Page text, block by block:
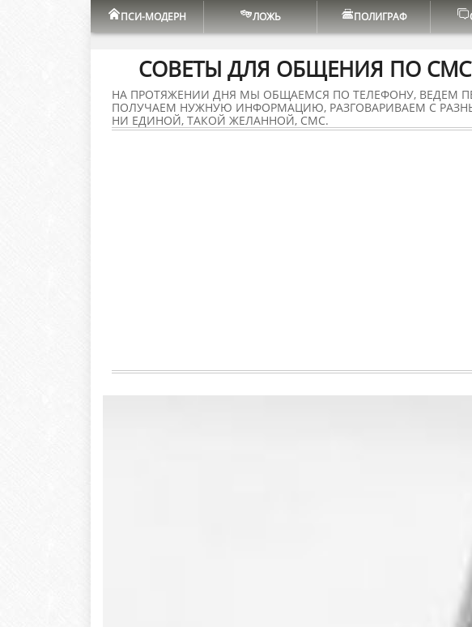
ПСИ-МОДЕРН ЛОЖЬ ПОЛИГРАФ
СОВЕТЫ ДЛЯ ОБЩЕНИЯ ПО
НА ПРОТЯЖЕНИИ ДНЯ МЫ ОБЩАЕМСЯ ПО ТЕЛЕФОНУ, ВЕДЕМ
ПОЛУЧАЕМ НУЖНУЮ ИНФОРМАЦИЮ, РАЗГОВАРИВАЕМ С
НИ ЕДИНОЙ, ТАКОЙ ЖЕЛАННОЙ, СМС.